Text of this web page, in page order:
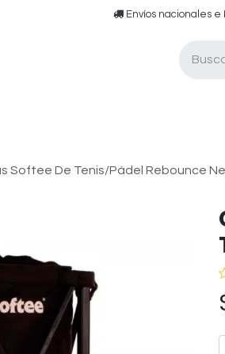
E​nvíos nacionales
Softee De Tenis/Pádel Rebounce